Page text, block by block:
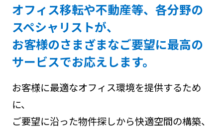
オフィス移転や不動産等、各分野の
スペシャリストが、
お客様のさまざまなご要望に最高の
サービスでお応えします。
お客様に最適なオフィス環境を提供するため
に、
ご要望に沿った物件探しから快適空間の構築、